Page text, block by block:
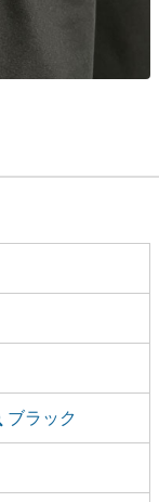
ブラック